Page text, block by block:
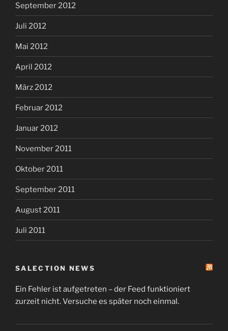
September 2012
Juli 2012
Mai 2012
April 2012
März 2012
Februar 2012
Januar 2012
November 2011
Oktober 2011
September 2011
August 2011
Juli 2011
SALECTION NEWS
Ein Fehler ist aufgetreten – der Feed funktioniert
zurzeit nicht. Versuche es später noch einmal.